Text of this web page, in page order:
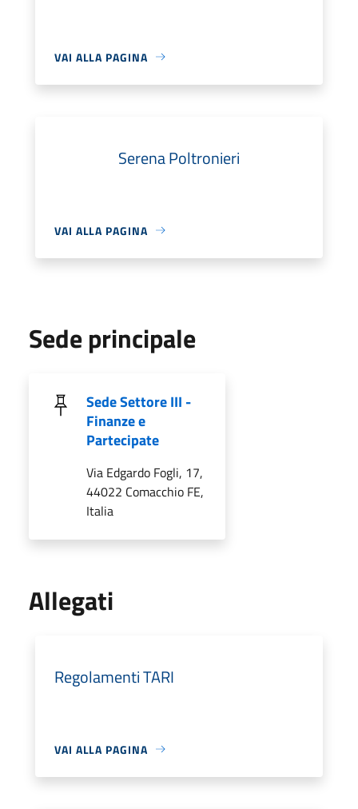
VAI ALLA PAGINA
Serena Poltronieri
VAI ALLA PAGINA
Sede principale
Sede Settore III -
Finanze e
Partecipate
Via Edgardo Fogli, 17,
44022 Comacchio FE,
Italia
Allegati
Regolamenti TARI
VAI ALLA PAGINA